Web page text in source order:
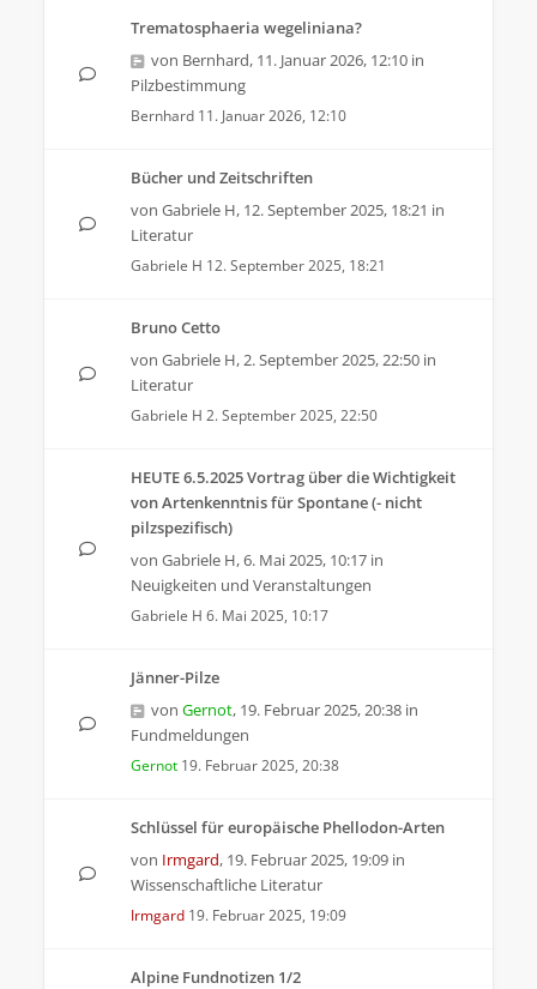
Trematosphaeria wegeliniana?
von Bernhard, 11. Januar 2026, 12:10 in
Pilzbestimmung
Bernhard 11. Januar 2026, 12:10
Bücher und Zeitschriften
von Gabriele H, 12. September 2025, 18:21 in
Literatur
Gabriele H 12. September 2025, 18:21
Bruno Cetto
von Gabriele H,2. September 2025, 22:50 in
Literatur
Gabriele H 2. September 2025, 22:50
HEUTE 6.5.2025 Vortrag über die Wichtigkeit
von Artenkenntnis für Spontane (- nicht
pilzspezifisch)
von Gabriele H,6. Mai 2025, 10:17 in
Neuigkeiten und Veranstaltungen
Gabriele H 6. Mai 2025, 10:17
Jänner-Pilze
von Gernot, 19. Februar 2025, 20:38 in
Fundmeldungen
Gernot 19. Februar 2025, 20:38
Schlüssel für europäische Phellodon-Arten
von Irmgard, 19. Februar 2025, 19:09 in
Wissenschaftliche Literatur
Irmgard 19. Februar 2025, 19:09
Alpine Fundnotizen 1/2